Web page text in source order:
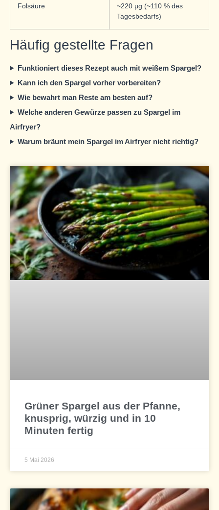
Grüner Spargel aus der Pfanne,
knusprig, würzig und in 10
Minuten fertig
5 Mai 2026
Folsäure
~220 µg (~110 % des
Tagesbedarfs)
Häufig gestellte Fragen
Funktioniert dieses Rezept auch mit weißem Spargel?
Kann ich den Spargel vorher vorbereiten?
Wie bewahrt man Reste am besten auf?
Welche anderen Gewürze passen zu Spargel im
Airfryer?
Warum bräunt mein Spargel im Airfryer nicht richtig?